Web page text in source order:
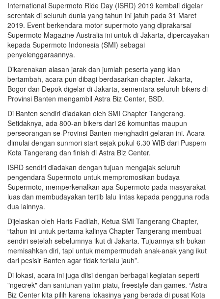
International Supermoto Ride Day (ISRD) 2019 kembali digelar
serentak di seluruh dunia yang tahun ini jatuh pada 31 Maret
2019. Event berkendara motor supermoto yang diprakarsai
Supermoto Magazine Australia ini untuk di Jakarta, dipercayakan
kepada Supermoto Indonesia (SMI) sebagai
penyelenggaraannya.
Dikarenakan alasan jarak dan jumlah peserta yang kian
bertambah, acara pun dibagi berdasarkan chapter. Jakarta,
Bogor dan Depok digelar di Jakarta, sementara seluruh bikers di
Provinsi Banten mengambil Astra Biz Center, BSD.
Di Banten sendiri diadakan oleh SMI Chapter Tangerang.
Setidaknya, ada 800-an bikers dari 26 komunitas maupun
perseorangan se-Provinsi Banten menghadiri gelaran ini. Acara
dimulai dengan sunmori start sejak pukul 6.30 WIB dari Puspem
Kota Tangerang dan finish di Astra Biz Center.
ISRD sendiri diadakan dengan tujuan mengajak seluruh
pengendara Supermoto untuk mempromosikan budaya
Supermoto, memperkenalkan apa Supermoto pada masyarakat
luas dan membudayakan tertib lalu lintas kepada pengguna roda
dua lainnya.
Dijelaskan oleh Haris Fadilah, Ketua SMI Tangerang Chapter,
“tahun ini untuk pertama kalinya Chapter Tangerang membuat
sendiri setelah sebelumnya ikut di Jakarta. Tujuannya sih bukan
memisahkan diri, tapi untuk mempermudah anak-anak yang ikut
dari pesisir Banten agar tidak terlalu jauh”.
Di lokasi, acara ini juga diisi dengan berbagai kegiatan seperti
"ngecrek" dan santunan yatim piatu, freestyle dan games. “Astra
Biz Center kita pilih karena lokasinya yang berada di pusat Kota